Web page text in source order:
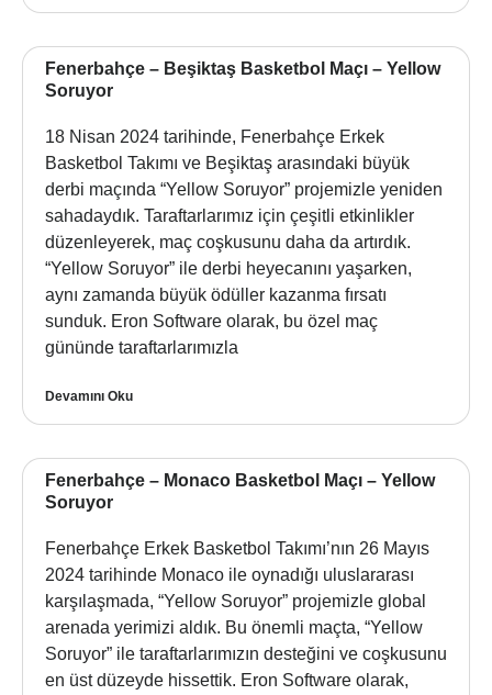
Fenerbahçe – Beşiktaş Basketbol Maçı – Yellow
Soruyor
18 Nisan 2024 tarihinde, Fenerbahçe Erkek
Basketbol Takımı ve Beşiktaş arasındaki büyük
derbi maçında “Yellow Soruyor” projemizle yeniden
sahadaydık. Taraftarlarımız için çeşitli etkinlikler
düzenleyerek, maç coşkusunu daha da artırdık.
“Yellow Soruyor” ile derbi heyecanını yaşarken,
aynı zamanda büyük ödüller kazanma fırsatı
sunduk. Eron Software olarak, bu özel maç
gününde taraftarlarımızla
Devamını Oku
Fenerbahçe – Monaco Basketbol Maçı – Yellow
Soruyor
Fenerbahçe Erkek Basketbol Takımı’nın 26 Mayıs
2024 tarihinde Monaco ile oynadığı uluslararası
karşılaşmada, “Yellow Soruyor” projemizle global
arenada yerimizi aldık. Bu önemli maçta, “Yellow
Soruyor” ile taraftarlarımızın desteğini ve coşkusunu
en üst düzeyde hissettik. Eron Software olarak,